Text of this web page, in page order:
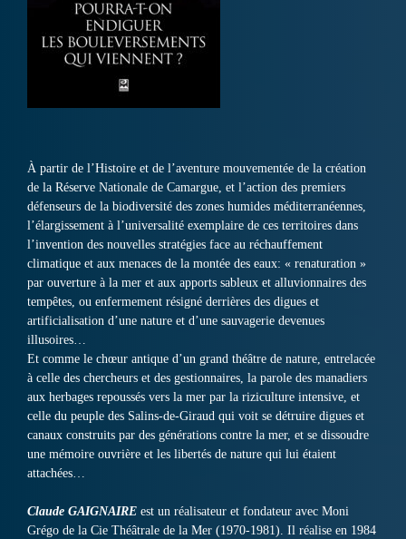
À partir de l’Histoire et de l’aventure mouvementée de la création
de la Réserve Nationale de Camargue, et l’action des premiers
défenseurs de la biodiversité des zones humides méditerranéennes,
l’élargissement à l’universalité exemplaire de ces territoires dans
l’invention des nouvelles stratégies face au réchauffement
climatique et aux menaces de la montée des eaux: « renaturation »
par ouverture à la mer et aux apports sableux et alluvionnaires des
tempêtes, ou enfermement résigné derrières des digues et
artificialisation d’une nature et d’une sauvagerie devenues
illusoires…
Et comme le chœur antique d’un grand théâtre de nature, entrelacée
à celle des chercheurs et des gestionnaires, la parole des manadiers
aux herbages repoussés vers la mer par la riziculture intensive, et
celle du peuple des Salins-de-Giraud qui voit se détruire digues et
canaux construits par des générations contre la mer, et se dissoudre
une mémoire ouvrière et les libertés de nature qui lui étaient
attachées…
Claude GAIGNAIRE est un réalisateur et fondateur avec Moni
Grégo de la Cie Théâtrale de la Mer (1970-1981). Il réalise en 1984